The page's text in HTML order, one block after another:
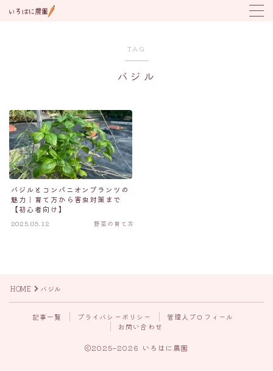
トラブル対応
植付け時期カレンダー
TAG
バジル
バジルとコンパニオンプランツの
魅力｜育て方から害虫対策まで
【初心者向け】
2025.05.12 野菜の育て方
HOME バジル
記事一覧 プライバシーポリシー
管理人プロフィール
お問い合わせ
2025–2026 いろはに農園